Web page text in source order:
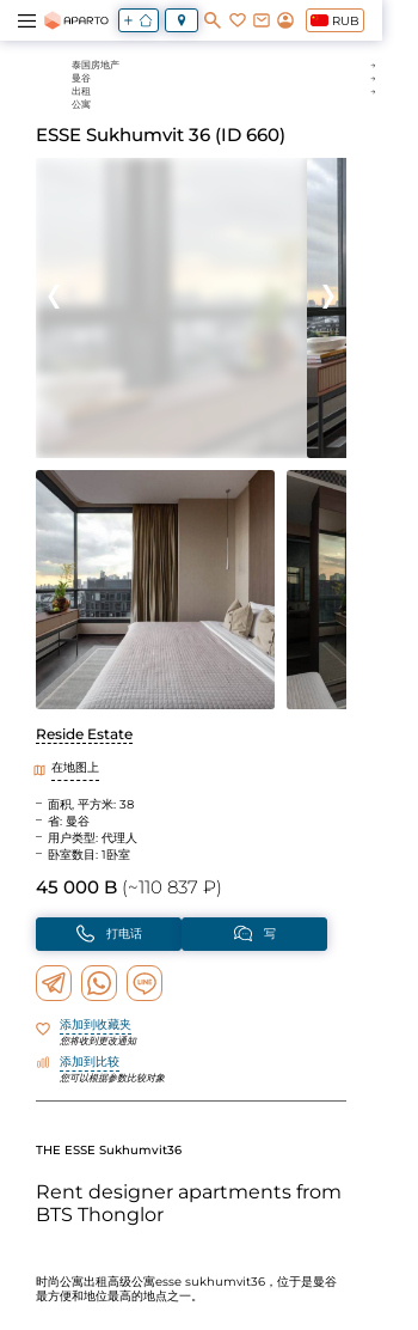
RUB
泰国房地产
曼谷
出租
公寓
ESSE Sukhumvit 36 (ID 660)
Reside Estate
在地图上
面积, 平方米: 38
省: 曼谷
用户类型: 代理人
卧室数目: 1卧室
45 000 B (~110 837 ₽)
打电话 写
添加到收藏夹
您将收到更改通知
添加到比较
您可以根据参数比较对象
THE ESSE Sukhumvit36
Rent designer apartments from
BTS Thonglor
时尚公寓出租高级公寓esse sukhumvit36，位于是曼谷
最方便和地位最高的地点之一。